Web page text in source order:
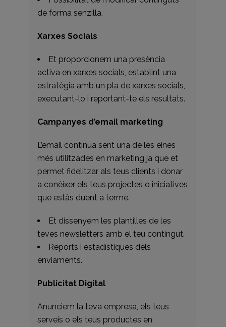
de forma senzilla.
Xarxes Socials
Et proporcionem una presència
activa en xarxes socials, establint una
estratègia amb un pla de xarxes socials,
executant-lo i reportant-te els resultats.
Campanyes d’email marketing
L’email continua sent una de les eines
més utilitzades en marketing ja que et
permet fidelitzar als teus clients i donar
a conèixer els teus projectes o iniciatives
que estàs duent a terme.
Et dissenyem les plantilles de les
teves newsletters amb el teu contingut.
Reports i estadístiques dels
enviaments.
Publicitat Digital
Anunciem la teva empresa, els teus
serveis o els teus productes en